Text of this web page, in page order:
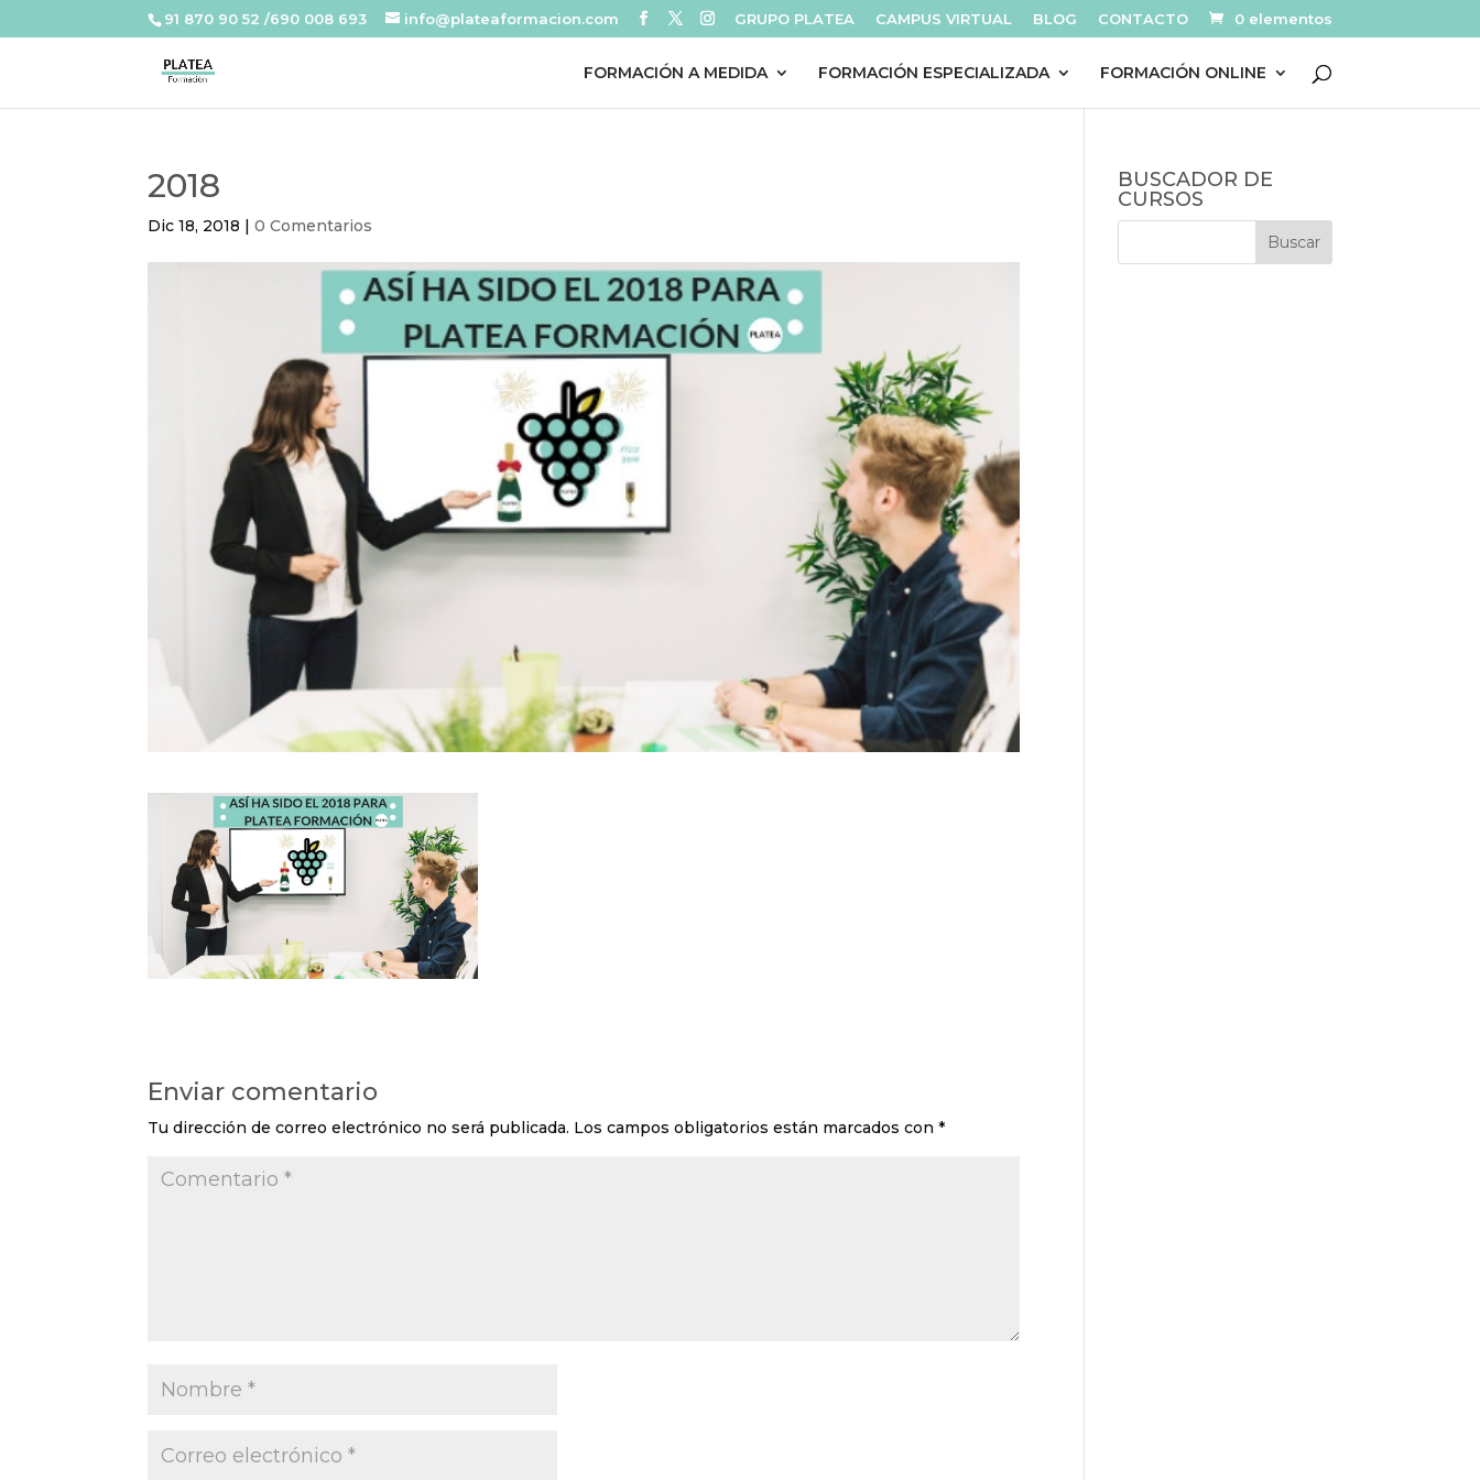
91 870 90 52 /690 008 693 info@plateaformacion.com GRUPO PLATEA CAMPUS VIRTUAL BLOG CONTACTO 0 elementos
FORMACIÓN A MEDIDA FORMACIÓN ESPECIALIZADA FORMACIÓN ONLINE
2018
Dic 18, 2018 |0 Comentarios
Enviar comentario
Tu dirección de correo electrónico no será publicada. Los campos obligatorios están marcados con*
BUSCADOR DE
CURSOS